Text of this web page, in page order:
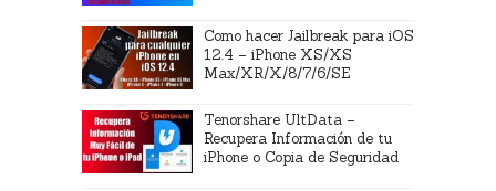
Como hacer Jailbreak para iOS
12.4 – iPhone XS/XS
Max/XR/X/8/7/6/SE
Tenorshare UltData –
Recupera Información de tu
iPhone o Copia de Seguridad